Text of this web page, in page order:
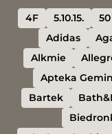
4F 5.10.15. 50
Adidas
Alkmie
Apteka
Bartek